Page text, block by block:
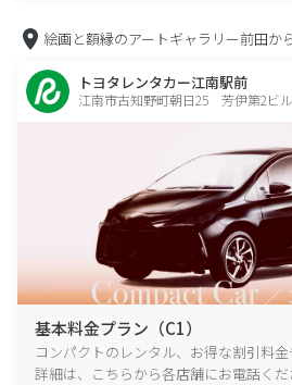
絵画と額縁のアートギャラリー前田か
トヨタレンタカー江南駅前
江南市古知野町朝日25 芳伊第2ビ
基本料金プラン（C1）
コンパクトのレンタル、お得な割引料
詳細は、こちらから各店舗にお電話くだ